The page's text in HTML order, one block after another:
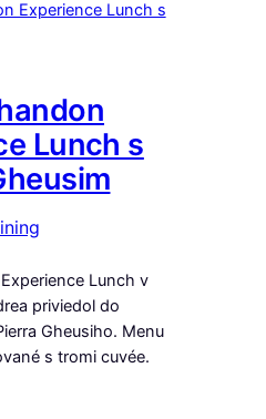
Lunch s
Lunch v
priviedol do
Gheusiho. Menu
s tromi cuvée.